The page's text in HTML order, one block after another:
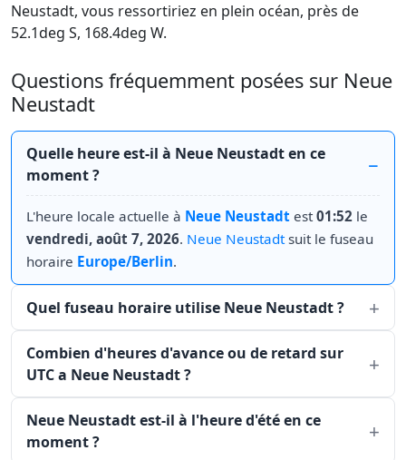
Neustadt, vous ressortiriez en plein océan, près de
52.1deg S, 168.4deg W.
Questions fréquemment posées sur Neue
Neustadt
Quelle heure est-il à Neue Neustadt en ce
moment ?
L'heure locale actuelle à Neue Neustadt est01:52 le
vendredi, août 7, 2026. Neue Neustadtsuit le fuseau
horaire Europe/Berlin.
Quel fuseau horaire utilise Neue Neustadt ?
Combien d'heures d'avance ou de retard sur
UTC a Neue Neustadt ?
Neue Neustadt est-il à l'heure d'été en ce
moment ?